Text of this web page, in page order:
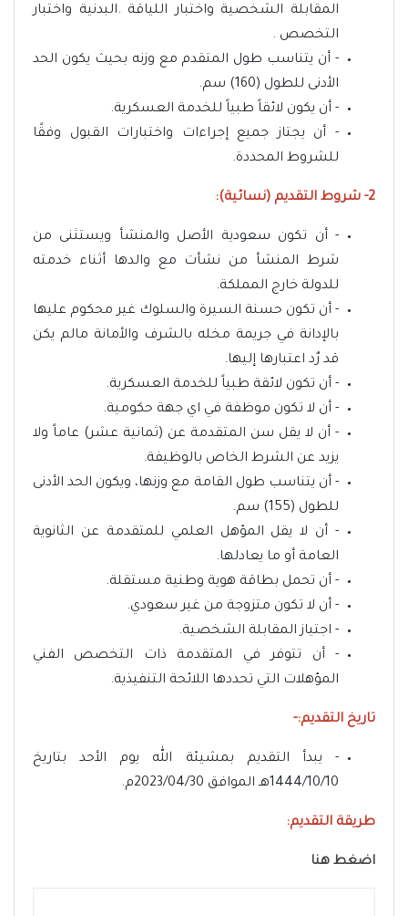
المقابلة الشخصية واختبار اللياقة .البدنية واختبار
التخصص .
- أن يتناسب طول المتقدم مع وزنه بحيث يكون الحد
الأدنى للطول (160) سم.
- أن يكون لائقاً طبياً للخدمة العسكرية.
- أن يجتاز جميع إجراءات واختبارات القبول وفقًا
للشروط المحددة.
2- شروط التقديم (نسائية):
- أن تكون سعودية الأصل والمنشأ ويستثنى من
شرط المنشأ من نشأت مع والدها أثناء خدمته
للدولة خارج المملكة.
- أن تكون حسنة السيرة والسلوك غير محكوم عليها
بالإدانة في جريمة مخله بالشرف والأمانة مالم يكن
قد رٌد اعتبارها إليها.
- أن تكون لائقة طبياً للخدمة العسكرية.
- أن لا تكون موظفة في اي جهة حكومية.
- أن لا يقل سن المتقدمة عن (ثمانية عشر) عاماً ولا
يزيد عن الشرط الخاص بالوظيفة.
- أن يتناسب طول القامة مع وزنها، ويكون الحد الأدنى
للطول (155) سم.
- أن لا يقل المؤهل العلمي للمتقدمة عن الثانوية
العامة أو ما يعادلها.
- أن تحمل بطاقة هوية وطنية مستقلة.
- أن لا تكون متزوجة من غير سعودي.
- اجتياز المقابلة الشخصية.
- أن تتوفر في المتقدمة ذات التخصص الفني
المؤهلات التي تحددها اللائحة التنفيذية.
تاريخ التقديم:-
- يبدأ التقديم بمشيئة الله يوم الأحد بتاريخ
1444/10/10هـ الموافق 2023/04/30م.
طريقة التقديم:
اضغط هنا